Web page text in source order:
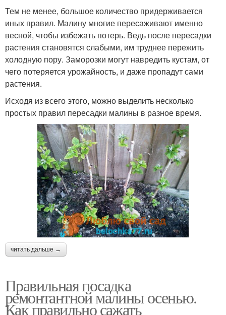
Тем не менее, большое количество придерживается
иных правил. Малину многие пересаживают именно
весной, чтобы избежать потерь. Ведь после пересадки
растения становятся слабыми, им труднее пережить
холодную пору. Заморозки могут навредить кустам, от
чего потеряется урожайность, и даже пропадут сами
растения.
Исходя из всего этого, можно выделить несколько
простых правил пересадки малины в разное время.
читать дальше →
Правильная посадка
ремонтантной малины осенью.
Как правильно сажать